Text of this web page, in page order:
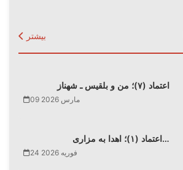
بیشتر
اعتماد (۷)؛ من و بلقیس ـ شهناز
09 مارس 2026
اعتماد (۱)؛ اهدا به مزاری…
24 فوریه 2026